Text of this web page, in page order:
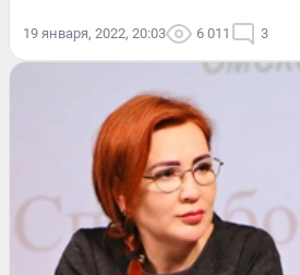
19 января, 2022, 20:03 6 011 3